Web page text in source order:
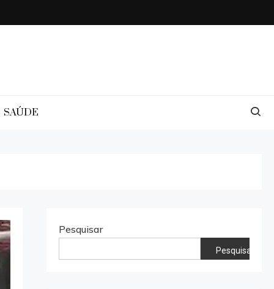
SAÚDE
Pesquisar
Pesquisar